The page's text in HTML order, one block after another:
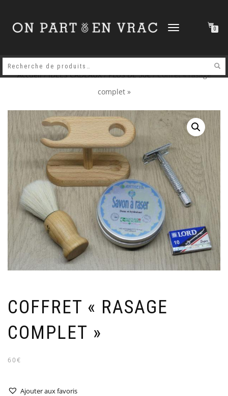
DÉPLIER
0
Accueil/IDEES CADEAUX/PLUS DE 50€/ Coffret « rasage
complet »
COFFRET « RASAGE
COMPLET »
60€
Ajouter aux favoris